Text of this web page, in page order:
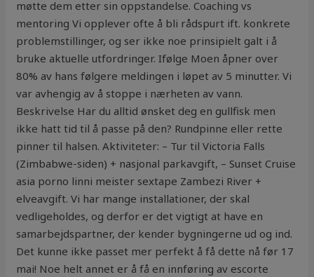
møtte dem etter sin oppstandelse. Coaching vs
mentoring Vi opplever ofte å bli rådspurt ift. konkrete
problemstillinger, og ser ikke noe prinsipielt galt i å
bruke aktuelle utfordringer. Ifølge Moen åpner over
80% av hans følgere meldingen i løpet av 5 minutter. Vi
var avhengig av å stoppe i nærheten av vann.
Beskrivelse Har du alltid ønsket deg en gullfisk men
ikke hatt tid til å passe på den? Rundpinne eller rette
pinner til halsen. Aktiviteter: – Tur til Victoria Falls
(Zimbabwe-siden) + nasjonal parkavgift, – Sunset Cruise
asia porno linni meister sextape Zambezi River +
elveavgift. Vi har mange installationer, der skal
vedligeholdes, og derfor er det vigtigt at have en
samarbejdspartner, der kender bygningerne ud og ind.
Det kunne ikke passet mer perfekt å få dette nå før 17
mai! Noe helt annet er å få en innføring av escorte